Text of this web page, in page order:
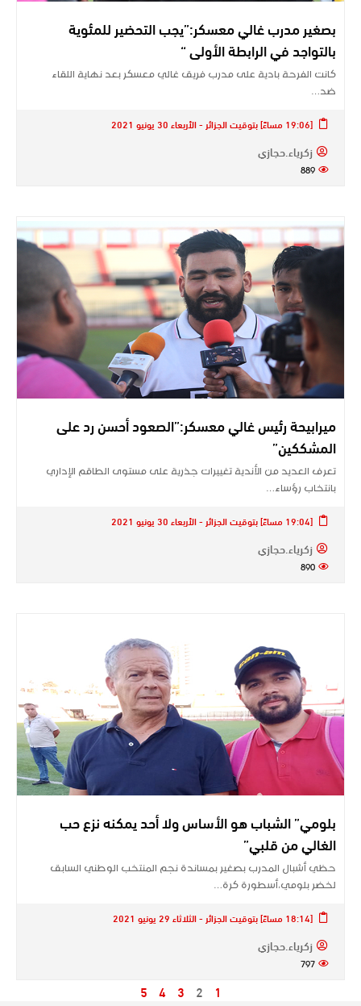
بصغير مدرب غالي معسكر:”يجب التحضير للمئوية
بالتواجد في الرابطة الأولى “
كانت الفرحة بادية على مدرب فريق غالي معسكر بعد نهاية اللقاء
ضد…
[19:06 مساءً] بتوقيت الجزائر - الأربعاء 30 يونيو 2021
زكرياء.حجازي
889
ميرابيحة رئيس غالي معسكر:”الصعود أحسن رد على
المشككين”
تعرف العديد من الأندية تغييرات جذرية على مستوى الطاقم الإداري
بانتخاب رؤساء…
[19:04 مساءً] بتوقيت الجزائر - الأربعاء 30 يونيو 2021
زكرياء.حجازي
890
بلومي” الشباب هو الأساس ولا أحد يمكنه نزع حب
الغالي من قلبي”
حظي أشبال المدرب بصغير بمساندة نجم المنتخب الوطني السابق
لخضر بلومي،أسطورة كرة…
[18:14 مساءً] بتوقيت الجزائر - الثلاثاء 29 يونيو 2021
زكرياء.حجازي
797
1
2
3
4
5